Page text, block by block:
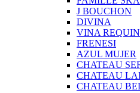
J BOUCHON
DIVINA
VINA
FRENESI
AZUL MUJER
CHATEAU
CHATEAU
CHATEAU